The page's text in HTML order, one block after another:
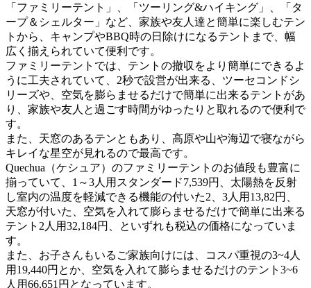
「ファミリーテント」、「ツーリング&ハイキング」、「タ
ープ＆シェルター」など、家族や友人達と簡単に楽しむテン
トから、キャンプやBBQ時の日除けになるテントまで、幅
広く揃えられていて便利です。
ファミリーテントでは、テントの撤収をより簡単にできるよ
うに工夫されていて、2秒で設営が出来る、ツーセコンドシ
リーズや、空気を膨らませるだけで簡単に出来るテントがあ
り、家族や友人と過ごす時間がゆったりと取れるので便利で
す。
また、天窓のあるテンともあり、高原や山や海辺で寝ながら
キレイな星空が見れるので最高です。
Quechua（ケシュア）のファミリーテントのお値段も豊富に
揃っていて、1～3人用スタンダード7,539円、太陽熱を反射
し室内の温度を軽減できる機能の付いた2、3人用13,82円、
天窓が付いた、空気を入れて膨らませるだけで簡単に出来る
テント2人用32,184円、といずれも税込の価格になっていま
す。
また、お子さんもいるご家族向けには、コスパ重視の3~4人
用19,440円とか、空気を入れて膨らませるだけのテント3~6
人用66,651円となっています。